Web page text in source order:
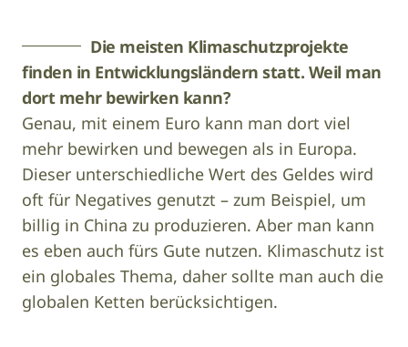
Die meisten Klimaschutzprojekte
finden in Entwicklungsländern statt. Weil man
dort mehr bewirken kann?
Genau, mit einem Euro kann man dort viel
mehr bewirken und bewegen als in Europa.
Dieser unterschiedliche Wert des Geldes wird
oft für Negatives genutzt – zum Beispiel, um
billig in China zu produzieren. Aber man kann
es eben auch fürs Gute nutzen. Klimaschutz ist
ein globales Thema, daher sollte man auch die
globalen Ketten berücksichtigen.